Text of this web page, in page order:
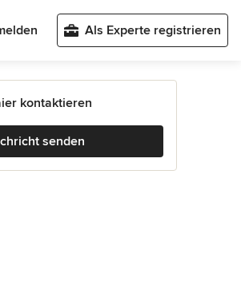
Als Experte registrieren
kontaktieren
senden